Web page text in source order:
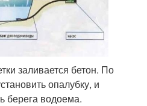
заливается бетон. По
опалубку, и
берега водоема.